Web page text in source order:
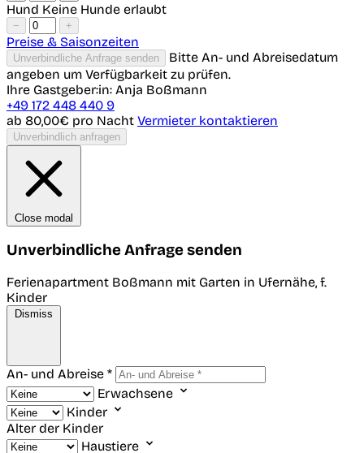
Hund Keine Hunde erlaubt
− +
Preise & Saisonzeiten
Unverbindliche Anfrage senden
Bitte An- und Abreisedatum
angeben um Verfügbarkeit zu prüfen.
Ihre Gastgeber:in: Anja Boßmann
+49 172 448 440 9
ab 80,00€ pro Nacht Vermieter kontaktieren
Unverbindlich anfragen
Close modal
Unverbindliche Anfrage senden
Ferienapartment Boßmann mit Garten in Ufernähe, f.
Kinder
Dismiss
An- und Abreise *
Erwachsene
Kinder
Alter der Kinder
Haustiere